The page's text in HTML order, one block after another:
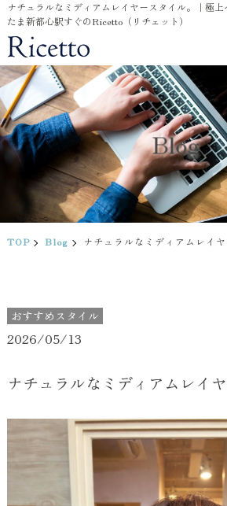
ナチュラルなミディアムレイヤースタイル。｜極
たま新都心駅すぐのRicetto（リチェット）
Blog
TOP Blog ナチュラルなミディアムレイヤ
おすすめスタイル
2026/05/13
ナチュラルなミディアムレイヤ